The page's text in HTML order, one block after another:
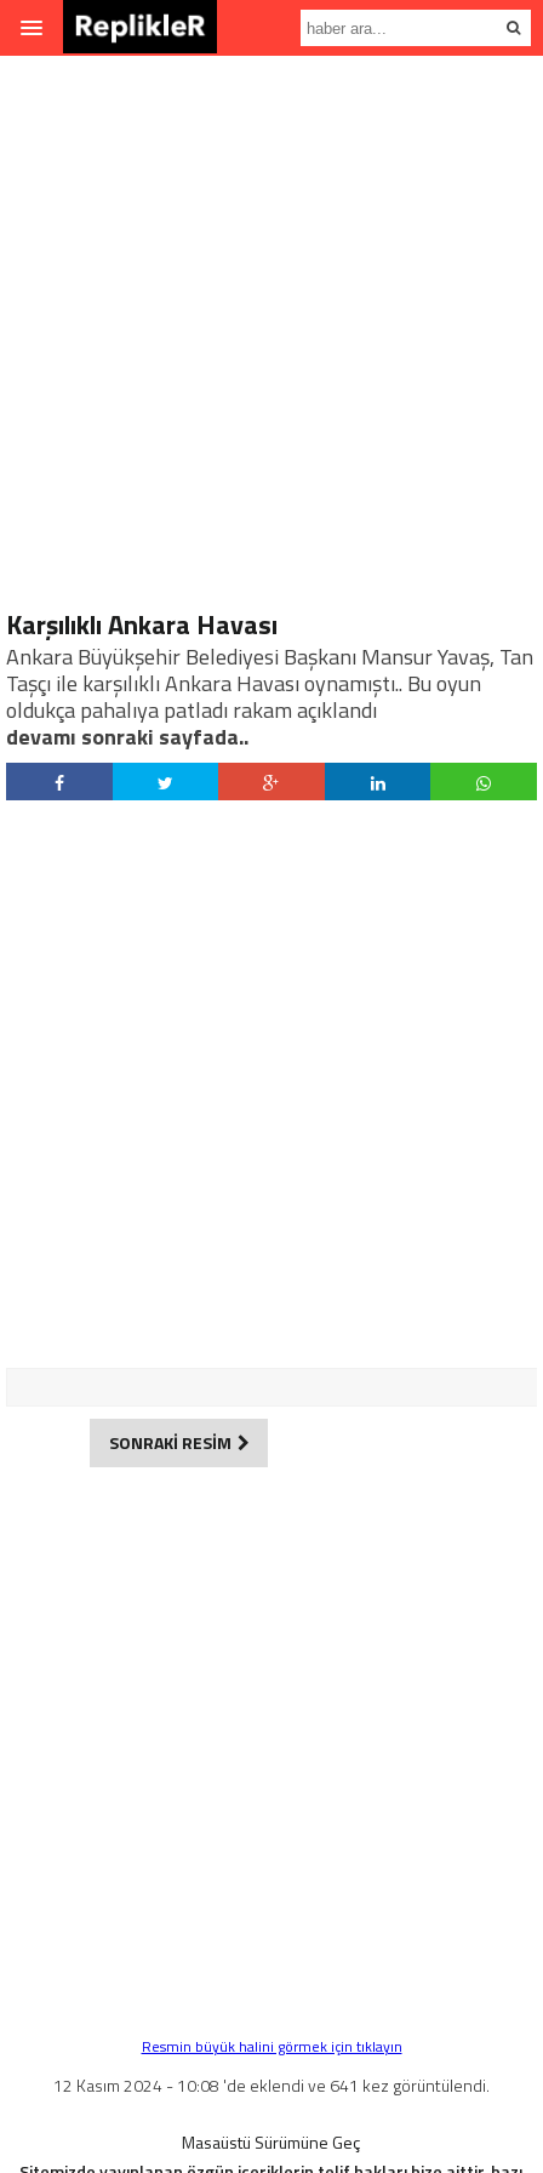
Karşılıklı Ankara Havası
Ankara Büyükşehir Belediyesi Başkanı Mansur Yavaş, Tan
Taşçı ile karşılıklı Ankara Havası oynamıştı.. Bu oyun
oldukça pahalıya patladı rakam açıklandı
devamı sonraki sayfada..
SONRAKİ RESİM
Resmin büyük halini görmek için tıklayın
12 Kasım 2024 - 10:08 'de eklendi ve 641 kez görüntülendi.
Masaüstü Sürümüne Geç